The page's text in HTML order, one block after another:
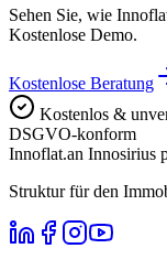
Sehen Sie, wie
Kostenlose Demo.
Kostenlose Beratung
Kostenlos &
DSGVO-konform
Innoflat.an Innosirius
Struktur für den